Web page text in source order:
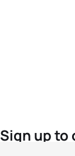
Sign up to